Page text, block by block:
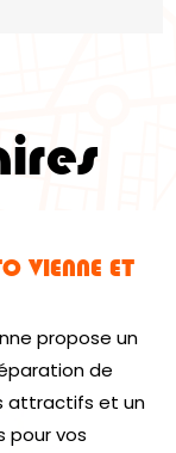
VIENNE ET
propose un
de
attractifs et un
pour vos